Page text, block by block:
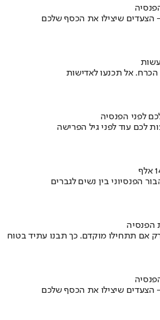
הצעדים שיצילו את הכסף שלכם
אל תכנעו לאדישות
לפני הפנסיה
לכם עוד לפני גיל הפרישה
הפנסיוני בין נשים לגברים
הפנסיה
אם תתחילו מוקדם. כך תבנו עתיד בטוח
הצעדים שיצילו את הכסף שלכם